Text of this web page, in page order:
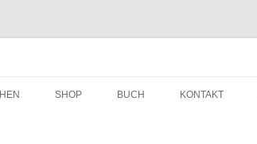
InhaltSHOP BUCH KONTAKT